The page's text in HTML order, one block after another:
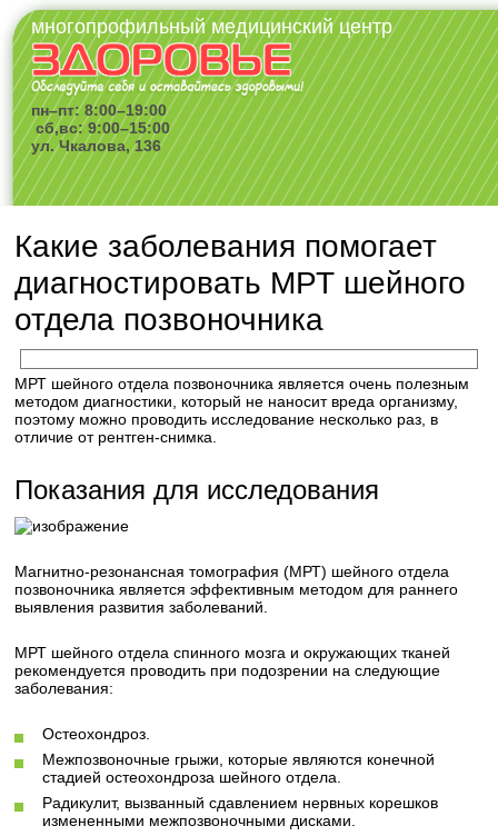
многопрофильный медицинский центр
пн–пт: 8:00–19:00
сб,вс: 9:00–15:00
ул. Чкалова, 136
Какие заболевания помогает
диагностировать МРТ шейного
отдела позвоночника
МРТ шейного отдела позвоночника является очень полезным
методом диагностики, который не наносит вреда организму,
поэтому можно проводить исследование несколько раз, в
отличие от рентген-снимка.
Показания для исследования
Магнитно-резонансная томография (МРТ) шейного отдела
позвоночника является эффективным методом для раннего
выявления развития заболеваний.
МРТ шейного отдела спинного мозга и окружающих тканей
рекомендуется проводить при подозрении на следующие
заболевания:
Остеохондроз.
Межпозвоночные грыжи, которые являются конечной
стадией остеохондроза шейного отдела.
Радикулит, вызванный сдавлением нервных корешков
измененными межпозвоночными дисками.